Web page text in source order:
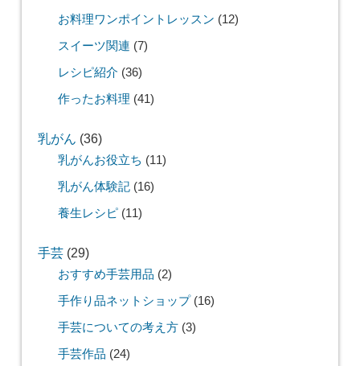
お料理ワンポイントレッスン (12)
スイーツ関連 (7)
レシピ紹介 (36)
作ったお料理 (41)
乳がん (36)
乳がんお役立ち (11)
乳がん体験記(16)
養生レシピ(11)
手芸(29)
おすすめ手芸用品 (2)
手作り品ネットショップ(16)
手芸についての考え方(3)
手芸作品 (24)